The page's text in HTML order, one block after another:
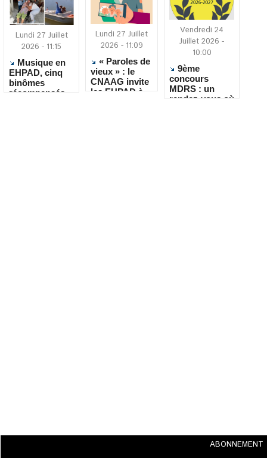
Lundi 27 Juillet
2026 - 11:15
Musique en
EHPAD, cinq
binômes
récompensés
Lundi 27 Juillet
2026 - 11:09
« Paroles de
vieux » : le
CNAAG invite
les EHPAD à
Vendredi 24
Juillet 2026 -
10:00
9ème
concours
MDRS : un
rendez-vous où
ABONNEMENT